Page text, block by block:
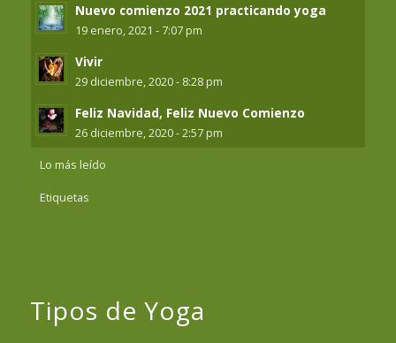
Nuevo comienzo 2021 practicando yoga
19 enero, 2021 - 7:07 pm
Vivir
29 diciembre, 2020 - 8:28 pm
Feliz Navidad, Feliz Nuevo Comienzo
26 diciembre, 2020 - 2:57 pm
Lo más leído
Etiquetas
Tipos de Yoga